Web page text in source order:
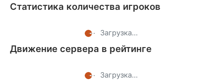
Статистика количества игроков
Загрузка...
Движение сервера в рейтинге
Загрузка...